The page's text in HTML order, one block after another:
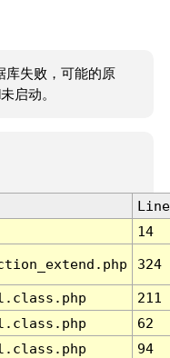
库失败，可能的原
启动。
Line
14
324
211
62
94